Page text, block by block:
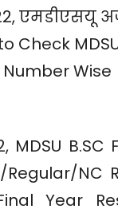
B.SC
Regular/NC
Year